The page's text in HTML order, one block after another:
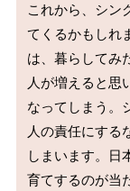
これから、シン
てくるかもしれ
は、暮らしてみ
人が増えると思
なってしまう。
人の責任にする
しまいます。日
育てするのが当